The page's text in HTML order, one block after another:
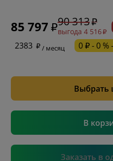
85 797 90 313
выгода 4 516
2383
/ месяц 0 ₽ - 0 %
Выбрать
В
Заказать в
* обязательное поле